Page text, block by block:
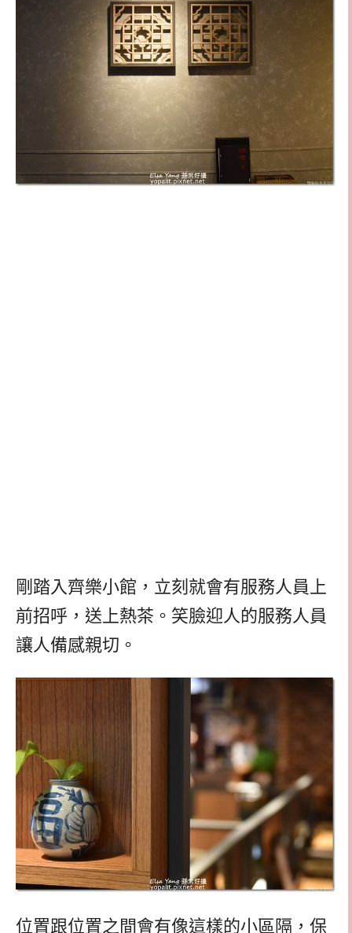
剛踏入齊樂小館，立刻就會有服務人員上
前招呼，送上熱茶。笑臉迎人的服務人員
讓人備感親切。
位置跟位置之間會有像這樣的小區隔，保